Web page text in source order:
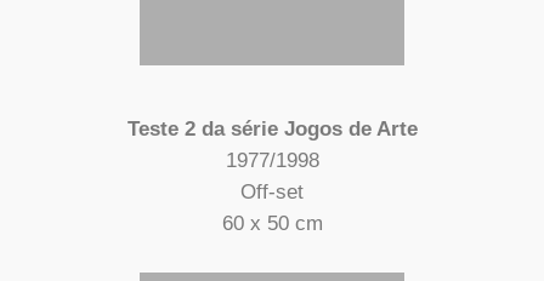
Teste 2 da série Jogos de Arte
1977/1998
Off-set
60 x 50 cm